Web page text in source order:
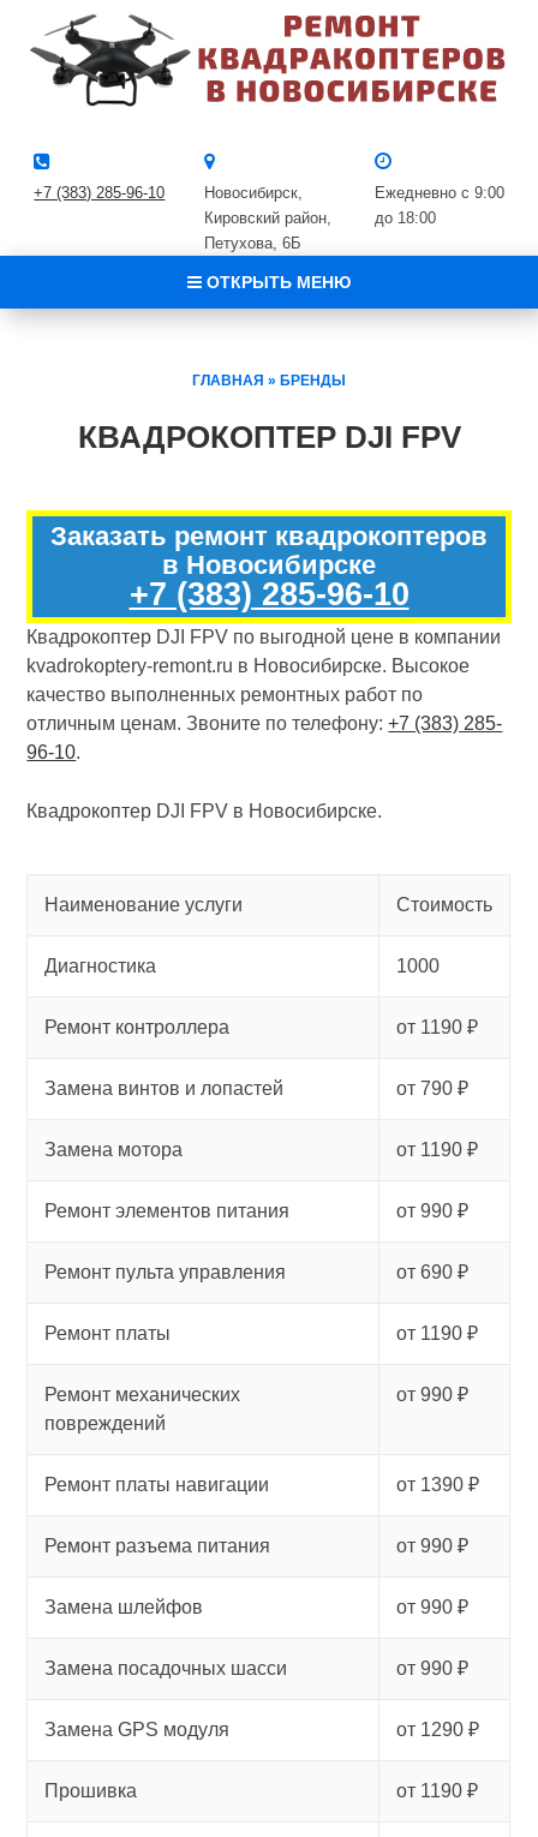
Ежедневно с 9:00
до 18:00
Новосибирск,
Кировский район, ​
Петухова, 6Б
+7 (383) 285-96-10
ОТКРЫТЬ МЕНЮ
ГЛАВНАЯ » БРЕНДЫ
КВАДРОКОПТЕР DJI FPV
Заказать ремонт квадрокоптеров
в Новосибирске
+7 (383) 285-96-10
Квадрокоптер DJI FPV по выгодной цене в компании
kvadrokoptery-remont.ru в Новосибирске. Высокое
качество выполненных ремонтных работ по
отличным ценам. Звоните по телефону:+7 (383) 285-
96-10.
Квадрокоптер DJI FPV в Новосибирске.
Наименование услуги Стоимость
Диагностика 1000
Ремонт контроллера от 1190 ₽
Замена винтов и лопастей от 790 ₽
Замена мотора от 1190 ₽
Ремонт элементов питания от 990 ₽
Ремонт пульта управления от 690 ₽
Ремонт платы от 1190 ₽
Ремонт механических
повреждений
от 990 ₽
Ремонт платы навигации от 1390 ₽
Ремонт разъема питания от 990 ₽
Замена шлейфов от 990 ₽
Замена посадочных шасси от 990 ₽
Замена GPS модуля от 1290 ₽
Прошивка от 1190 ₽